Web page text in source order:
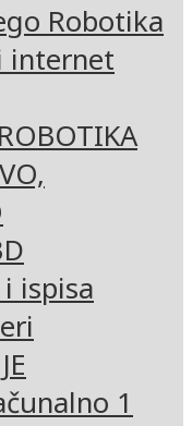
Robotika
internet
ispisa
1